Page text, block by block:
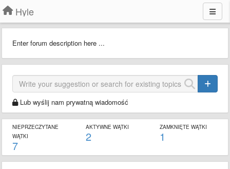
Hyle
Enter forum description here ...
Lub wyślij nam prywatną wiadomość
NIEPRZECZYTANE
WĄTKI
7
AKTYWNE WĄTKI
2
ZAMKNIĘTE WĄTKI
1